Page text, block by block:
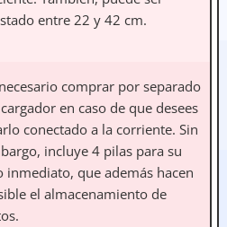
entre 22 y 42 cm.
comprar por separado
en caso de que desees
conectado a la corriente. Sin
incluye 4 pilas para su
inmediato, que además hacen
el almacenamiento de